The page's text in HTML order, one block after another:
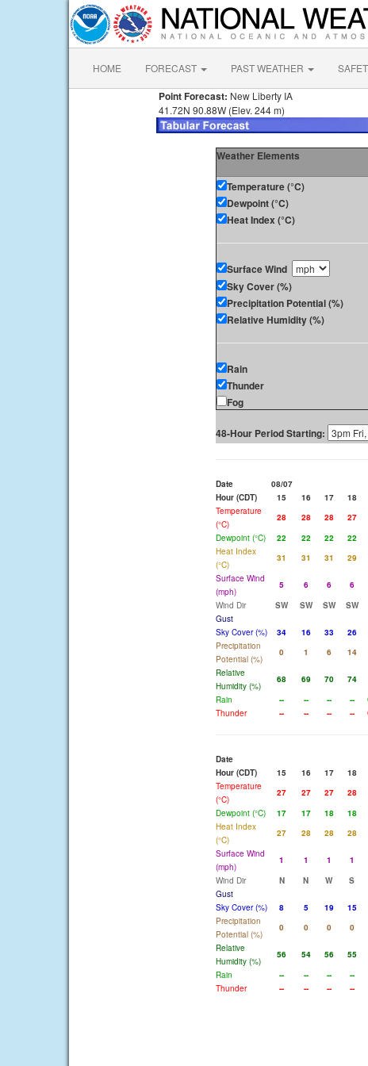
HOME FORECAST PAST WEATHER
Point Forecast: New Liberty IA
41.72N 90.88W (Elev. 244 m)
Weather Elements
Temperature (°C)
Dewpoint (°C)
Heat Index (°C)
Surface Wind
Sky Cover (%)
Precipitation Potential (%)
Relative Humidity (%)
Rain
Thunder
Fog
48-Hour Period Starting:
Date 08/07
Hour (CDT)
15 16 17 18
Temperature
(°C)
28 28 28 27
Dewpoint (°C)
22 22 22 22
Heat Index
(°C)
31 31 31 29
Surface Wind
(mph)
5 6 6 6
Wind Dir
SW SW SW SW
Gust
Sky Cover (%)
34 16 33 26
Precipitation
Potential (%)
0 1 6 14
Relative
Humidity (%)
68 69 70 74
Rain
-- -- -- --
Thunder
-- -- -- --
Date
Hour (CDT)
15 16 17 18
Temperature
(°C)
27 27 27 28
Dewpoint (°C)
17 17 18 18
Heat Index
(°C)
27 28 28 28
Surface Wind
(mph)
1 1 1 1
Wind Dir
N N W S
Gust
Sky Cover (%)
8 5 19 15
Precipitation
Potential (%)
0 0 0 0
Relative
Humidity (%)
56 54 56 55
Rain
-- -- -- --
Thunder
-- -- -- --